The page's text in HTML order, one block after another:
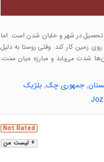
ترک روستا برای تحصیل در شهر و خلبان شدن است. اما
زمین کار کند. وقتی روستا به دلیل
شدت می‌یابد و مبارزه میان سنت،
,جمهوری چک, بلژیک
+ لیست من
Not Rated